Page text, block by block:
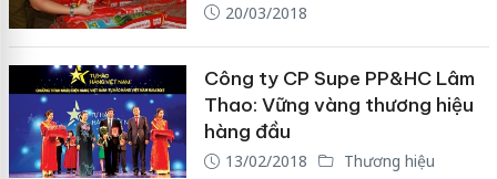
20/03/2018
Công ty CP Supe PP&HC Lâm
Thao: Vững vàng thương hiệu
hàng đầu
13/02/2018 Thương hiệu